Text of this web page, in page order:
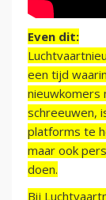
Even dit:
een tijd
nieuwkomers
schreeuwen,
platforms te
maar ook
doen.
Bij